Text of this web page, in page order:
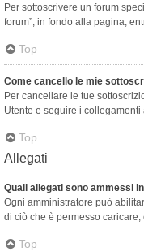
Per sottoscrivere un forum
forum”, in fondo alla pagina,
Top
Come cancello le mie
Per cancellare le tue
Utente e seguire i
Top
Allegati
Quali allegati sono ammessi
Ogni amministratore può
di ciò che è permesso
Top